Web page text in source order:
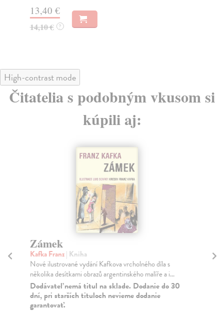
13,40 €
14,10 € ?
High-contrast mode
Čitatelia s podobným vkusom si
kúpili aj:
Zámek
Kafka Franz| Kniha
Nové ilustrované vydání Kafkova vrcholného díla s
několika desítkami obrazů argentinského malíře a i...
Dodávateľ nemá titul na sklade. Dodanie do 30
dní, pri starších tituloch nevieme dodanie
garantovať.